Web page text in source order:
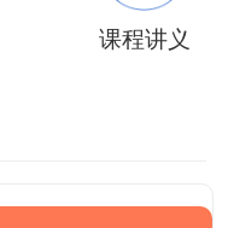
课程讲义